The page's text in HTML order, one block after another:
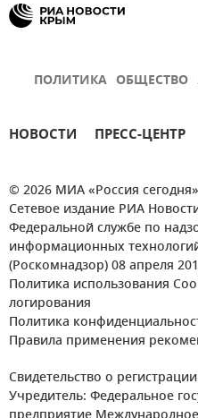
ПОЛИТИКА ОБЩЕСТВО
НОВОСТИ ПРЕСС-ЦЕНТР
© 2026 МИА «Россия сегодня»
Сетевое издание РИА
Федеральной службе по
информационных
(Роскомнадзор) 08 апреля
Политика использования
логирования
Политика
Правила применения
Свидетельство о
Учредитель: Федеральное